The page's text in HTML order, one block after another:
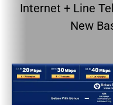
Internet + Line
New